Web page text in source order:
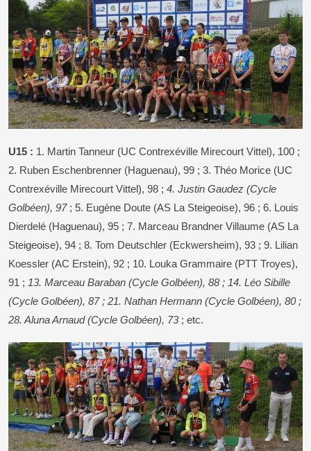
U15 : 1. Martin Tanneur (UC Contrexéville Mirecourt Vittel), 100 ;
2. Ruben Eschenbrenner (Haguenau), 99 ; 3. Théo Morice (UC
Contrexéville Mirecourt Vittel), 98 ; 4. Justin Gaudez (Cycle
Golbéen), 97; 5. Eugène Doute (AS La Steigeoise), 96 ; 6. Louis
Dierdelé (Haguenau), 95 ; 7. Marceau Brandner Villaume (AS La
Steigeoise), 94 ; 8. Tom Deutschler (Eckwersheim), 93 ; 9. Lilian
Koessler (AC Erstein), 92 ; 10. Louka Grammaire (PTT Troyes),
91 ; 13. Marceau Baraban (Cycle Golbéen), 88 ; 14. Léo Sibille
(Cycle Golbéen), 87 ; 21. Nathan Hermann (Cycle Golbéen), 80 ;
28. Aluna Arnaud (Cycle Golbéen), 73; etc.